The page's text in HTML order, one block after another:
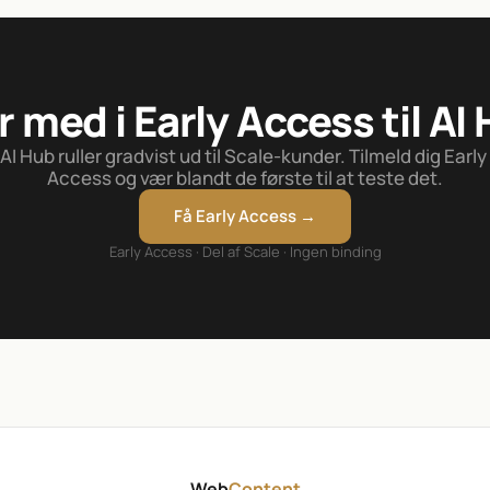
med i Early Access til AI
AI Hub ruller gradvist ud til Scale-kunder. Tilmeld dig Early
Access og vær blandt de første til at teste det.
Få Early Access →
Early Access · Del af Scale · Ingen binding